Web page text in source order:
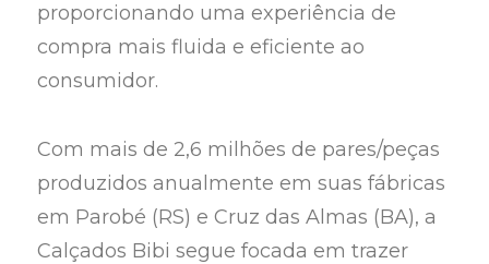
proporcionando uma experiência de
compra mais fluida e eficiente ao
consumidor.
Com mais de 2,6 milhões de pares/peças
produzidos anualmente em suas fábricas
em Parobé (RS) e Cruz das Almas (BA), a
Calçados Bibi segue focada em trazer